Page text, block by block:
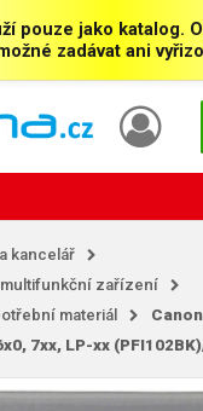
pouze jako katalog.
zadávat ani
kancelář
multifunkční zařízení
materiál
7xx, LP-xx